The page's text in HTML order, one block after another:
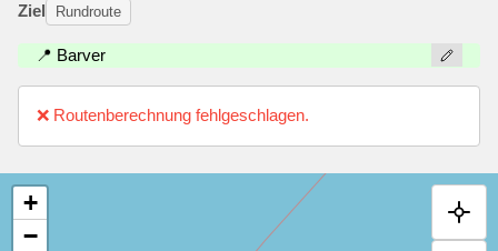
Ziel Rundroute
📍 Barver
❌ Routenberechnung fehlgeschlagen.
+
−